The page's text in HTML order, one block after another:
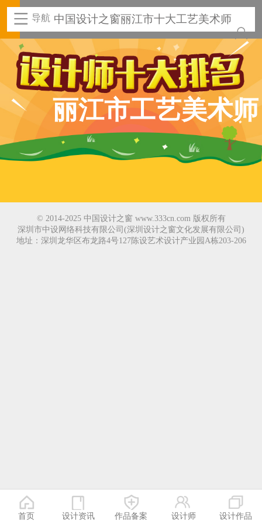
导航 中国设计之窗丽江市十大工艺美术师
丽江市工艺美术师
© 2014-2025 中国设计之窗 www.333cn.com 版权所有
深圳市中设网络科技有限公司(深圳设计之窗文化发展有限公司)
地址：深圳龙华区布龙路4号127陈设艺术设计产业园A栋203-206
首页 设计资讯 作品备案 设计师 设计作品